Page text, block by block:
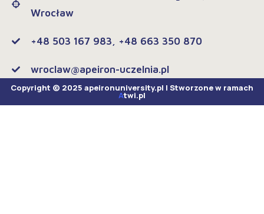
Wrocław
+48 503 167 983, +48 663 350 870
wroclaw@apeiron-uczelnia.pl
Copyright © 2025 apeironuniversity.pl | Stworzone w ramach
Atwi.pl